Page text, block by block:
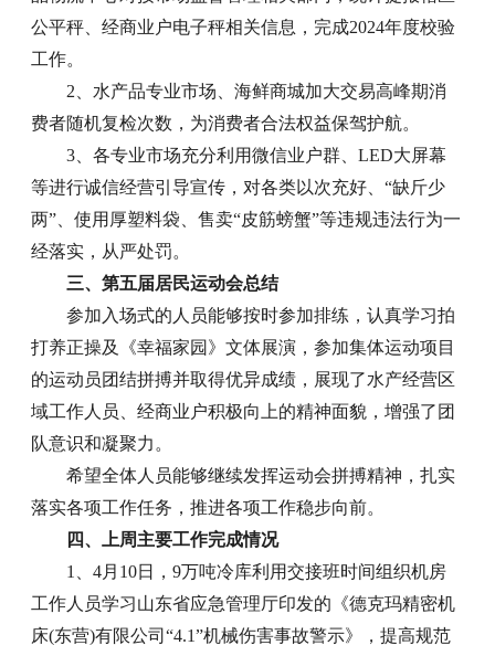
公平秤、经商业户电子秤相关信息，完成2024年度校验
工作。
2、水产品专业市场、海鲜商城加大交易高峰期消
费者随机复检次数，为消费者合法权益保驾护航。
3、各专业市场充分利用微信业户群、LED大屏幕
等进行诚信经营引导宣传，对各类以次充好、“缺斤少
两”、使用厚塑料袋、售卖“皮筋螃蟹”等违规违法行为一
经落实，从严处罚。
三、第五届居民运动会总结
参加入场式的人员能够按时参加排练，认真学习拍
打养正操及《幸福家园》文体展演，参加集体运动项目
的运动员团结拼搏并取得优异成绩，展现了水产经营区
域工作人员、经商业户积极向上的精神面貌，增强了团
队意识和凝聚力。
希望全体人员能够继续发挥运动会拼搏精神，扎实
落实各项工作任务，推进各项工作稳步向前。
四、上周主要工作完成情况
1、4月10日，9万吨冷库利用交接班时间组织机房
工作人员学习山东省应急管理厅印发的《德克玛精密机
床(东营)有限公司“4.1”机械伤害事故警示》，提高规范